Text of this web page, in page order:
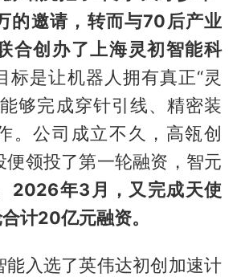
的邀请，转而与70后产业
合创办了上海灵初智能科
标是让机器人拥有真正“灵
够完成穿针引线、精密装
。公司成立不久，高瓴创
便领投了第一轮融资，智元
2026年3月，又完成天使
计20亿元融资。
能入选了英伟达初创加速计